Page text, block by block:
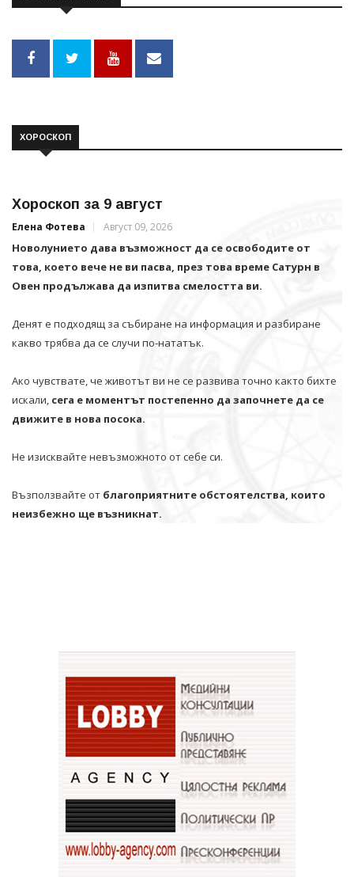
ХОРОСКОП
Хороскоп за 9 август
Елена Фотева Август 09, 2026
Новолунието дава възможност да се освободите от
това, което вече не ви пасва, през това време Сатурн в
Овен продължава да изпитва смелостта ви.
Денят е подходящ за събиране на информация и разбиране
какво трябва да се случи по-нататък.
Ако чувствате, че животът ви не се развива точно както бихте
искали, сега е моментът постепенно да започнете да се
движите в нова посока.
Не изисквайте невъзможното от себе си.
Възползвайте от благоприятните обстоятелства, които
неизбежно ще възникнат.